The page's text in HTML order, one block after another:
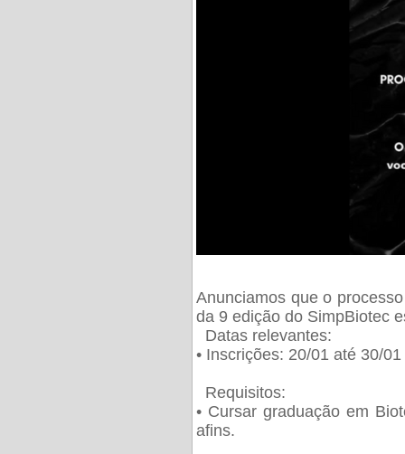
Anunciamos que o
da 9 edição do SimpBiotec
Datas relevantes:
• Inscrições: 20/01 até 30/01
Requisitos:
• Cursar graduação em
afins.